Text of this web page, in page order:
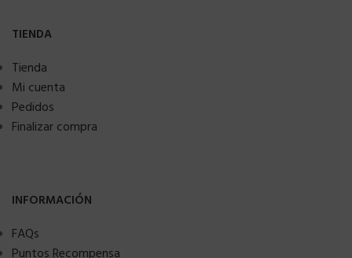
TIENDA
Tienda
Mi cuenta
Pedidos
Finalizar compra
INFORMACIÓN
FAQs
Puntos Recompensa